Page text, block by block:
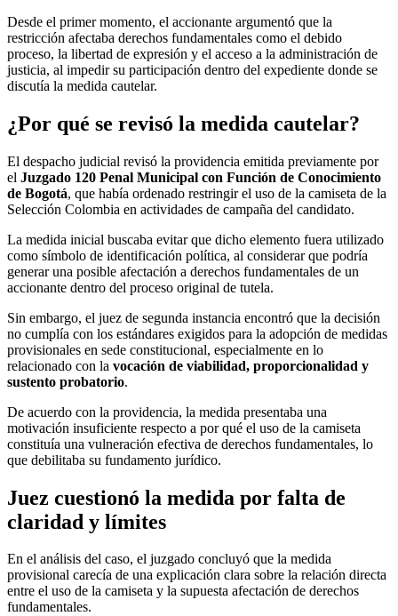
Desde el primer momento, el accionante argumentó que la
restricción afectaba derechos fundamentales como el debido
proceso, la libertad de expresión y el acceso a la administración de
justicia, al impedir su participación dentro del expediente donde se
discutía la medida cautelar.
¿Por qué se revisó la medida cautelar?
El despacho judicial revisó la providencia emitida previamente por
el Juzgado 120 Penal Municipal con Función de Conocimiento
de Bogotá, que había ordenado restringir el uso de la camiseta de la
Selección Colombia en actividades de campaña del candidato.
La medida inicial buscaba evitar que dicho elemento fuera utilizado
como símbolo de identificación política, al considerar que podría
generar una posible afectación a derechos fundamentales de un
accionante dentro del proceso original de tutela.
Sin embargo, el juez de segunda instancia encontró que la decisión
no cumplía con los estándares exigidos para la adopción de medidas
provisionales en sede constitucional, especialmente en lo
relacionado con la vocación de viabilidad, proporcionalidad y
sustento probatorio.
De acuerdo con la providencia, la medida presentaba una
motivación insuficiente respecto a por qué el uso de la camiseta
constituía una vulneración efectiva de derechos fundamentales, lo
que debilitaba su fundamento jurídico.
Juez cuestionó la medida por falta de
claridad y límites
En el análisis del caso, el juzgado concluyó que la medida
provisional carecía de una explicación clara sobre la relación directa
entre el uso de la camiseta y la supuesta afectación de derechos
fundamentales.